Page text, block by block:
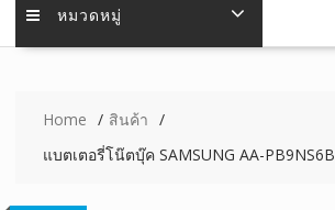
หมวดหมู่
Home
สินค้า
แบตเตอรี่โน๊ตบุ๊ค SAMSUNG AA-PB9NS6B